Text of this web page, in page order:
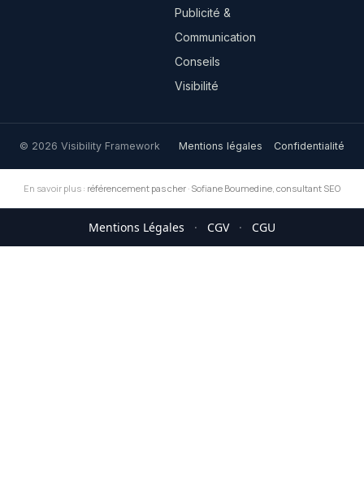
Publicité &
Communication
Conseils
Visibilité
© 2026 Visibility Framework Mentions légales Confidentialité
En savoir plus : référencement pas cher · Sofiane Boumedine, consultant SEO
Mentions Légales · CGV · CGU